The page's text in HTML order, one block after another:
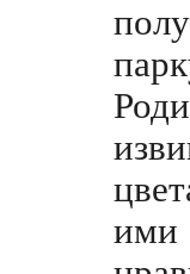
ими